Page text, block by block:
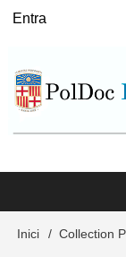
Vés
User
Entra
Main
Inici Collection